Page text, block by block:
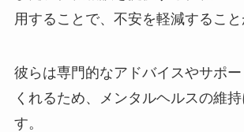
用することで、不安を軽減すること
彼らは専門的なアドバイスやサポ
くれるため、メンタルヘルスの維
す。